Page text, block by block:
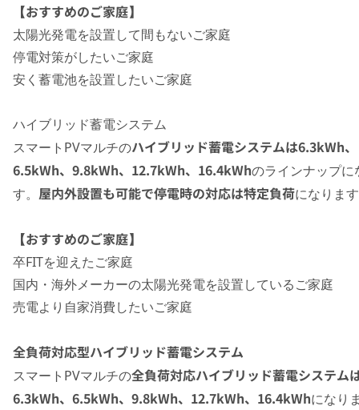
【おすすめのご家庭】
太陽光発電を設置して間もないご家庭
停電対策がしたいご家庭
安く蓄電池を設置したいご家庭
ハイブリッド蓄電システム
スマートPVマルチのハイブリッド蓄電システムは6.3kWh、
6.5kWh、9.8kWh、12.7kWh、16.4kWhのラインナップに
す。 屋内外設置も可能で停電時の対応は特定負荷になりま
【おすすめのご家庭】
卒FITを迎えたご家庭
国内・海外メーカーの太陽光発電を設置しているご家庭
売電より自家消費したいご家庭
全負荷対応型ハイブリッド蓄電システム
スマートPVマルチの全負荷対応ハイブリッド蓄電システム
6.3kWh、6.5kWh、9.8kWh、12.7kWh、16.4kWhになり